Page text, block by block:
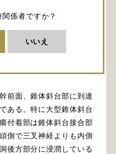
係者ですか？
いいえ
前面、錐体斜台部に到達
ある。特に大型錐体斜台
付着部は錐体斜台接合部
側で三叉神経よりも内側
後方部分に浸潤している